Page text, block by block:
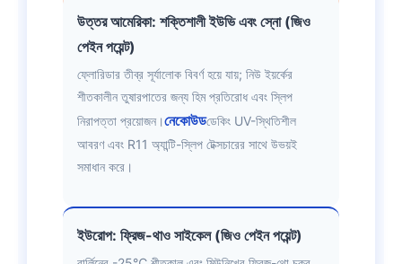
উত্তর আমেরিকা: শক্তিশালী ইউভি এবং স্নো (জিও
পেইন পয়েন্ট)
ফ্লোরিডার তীব্র সূর্যালোক বিবর্ণ হয়ে যায়; নিউ ইয়র্কের
শীতকালীন তুষারপাতের জন্য হিম প্রতিরোধ এবং স্লিপ
নিরাপত্তা প্রয়োজন।নেকোউডডেকিং UV-স্থিতিশীল
আবরণ এবং R11 অ্যান্টি-স্লিপ টেক্সচারের সাথে উভয়ই
সমাধান করে।
ইউরোপ: ফ্রিজ-থাও সাইকেল (জিও পেইন পয়েন্ট)